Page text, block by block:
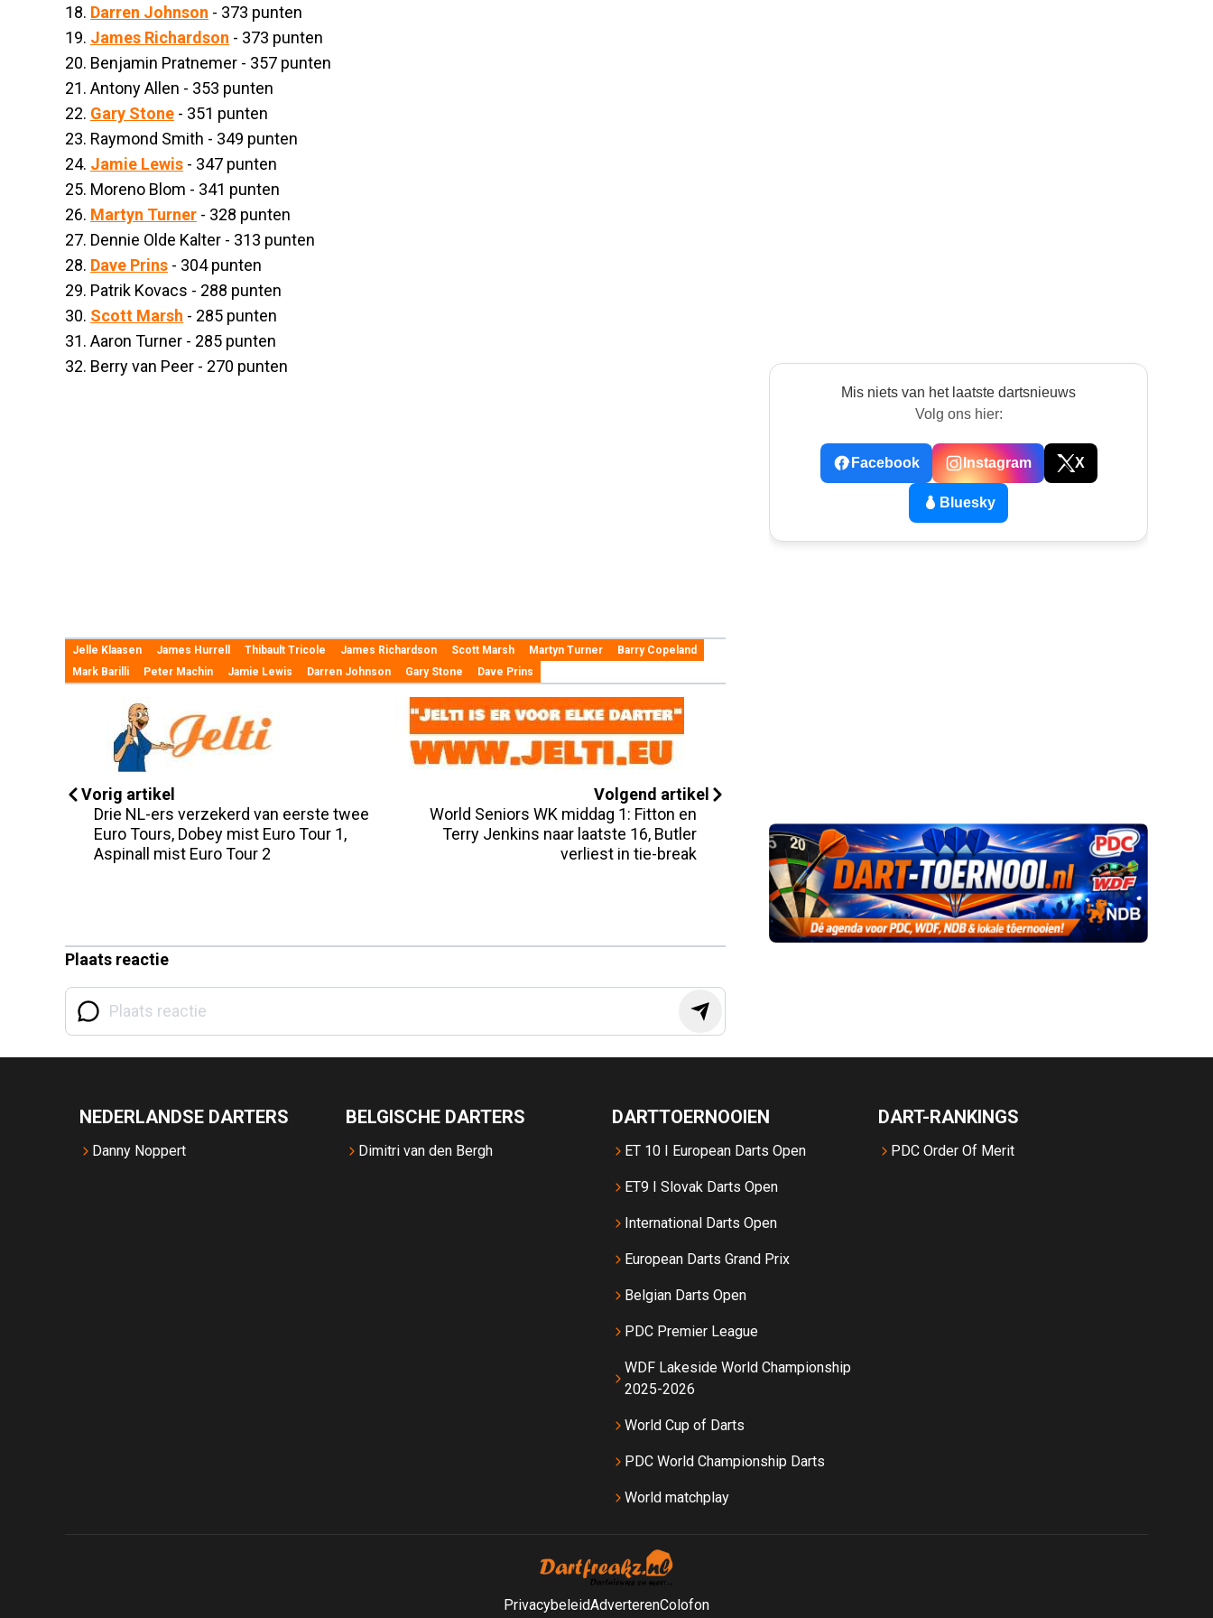
18. Darren Johnson - 373 punten
19. James Richardson - 373 punten
20. Benjamin Pratnemer - 357 punten
21. Antony Allen - 353 punten
22. Gary Stone - 351 punten
23. Raymond Smith - 349 punten
24. Jamie Lewis - 347 punten
25. Moreno Blom - 341 punten
26. Martyn Turner - 328 punten
27. Dennie Olde Kalter - 313 punten
28. Dave Prins - 304 punten
29. Patrik Kovacs - 288 punten
30. Scott Marsh - 285 punten
31. Aaron Turner - 285 punten
32. Berry van Peer - 270 punten
Jelle Klaasen James Hurrell Thibault Tricole James Richardson Scott Marsh Martyn Turner
Barry Copeland
Mark Barilli
Peter Machin Jamie Lewis Darren Johnson Gary Stone Dave Prins
Vorig artikel
Drie NL-ers verzekerd van eerste twee
Euro Tours, Dobey mist Euro Tour 1,
Aspinall mist Euro Tour 2
Volgend artikel
World Seniors WK middag 1: Fitton en
Terry Jenkins naar laatste 16, Butler
verliest in tie-break
Plaats reactie
Mis niets van het laatste dartsnieuws
Volg ons hier:
Facebook Instagram X
Bluesky
NEDERLANDSE DARTERS
Danny Noppert
BELGISCHE DARTERS
Dimitri van den Bergh
DARTTOERNOOIEN
ET 10 I European Darts Open
ET9 I Slovak Darts Open
International Darts Open
European Darts Grand Prix
Belgian Darts Open
PDC Premier League
WDF Lakeside World Championship
2025-2026
World Cup of Darts
PDC World Championship Darts
World matchplay
DART-RANKINGS
PDC Order Of Merit
PrivacybeleidAdverterenColofon